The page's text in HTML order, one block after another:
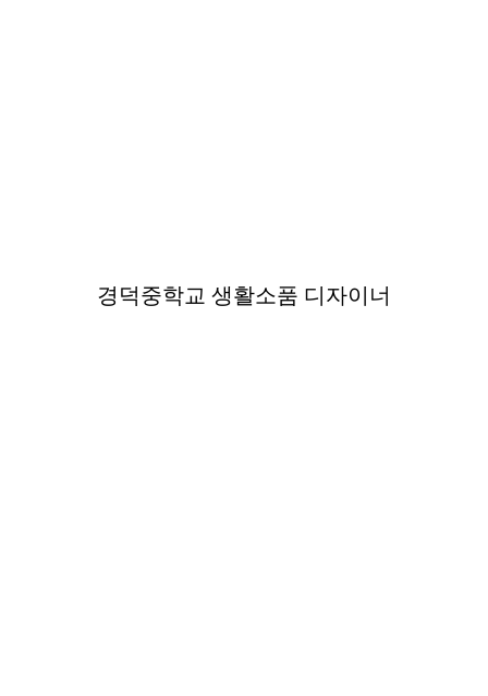
경덕중학교 생활소품 디자이너